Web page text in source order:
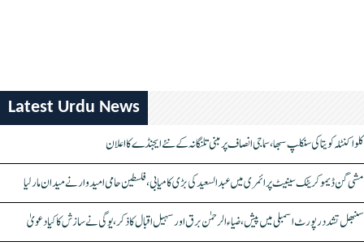
Latest Urdu News
کلواکنٹلہ کویتا کی سنکلپ سبھا، سماجی انصاف پر مبنی تلنگانہ کے نئے ایجنڈے کا اعلان
مشی گن ڈیموکریٹک سینیٹ پرائمری میں عبدالسعید کی بڑی کامیابی، فلسطین حامی امیدوار نے میدان مار لیا
سنبھل تشدد رپورٹ اسمبلی میں پیش، ضیاء الرحمٰن برق اور سہیل اقبال کا ذکر، یوگی نے سازش کا کیا دعویٰ